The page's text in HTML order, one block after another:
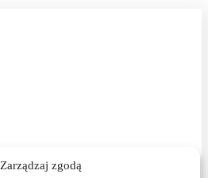
Zarządzaj zgodą